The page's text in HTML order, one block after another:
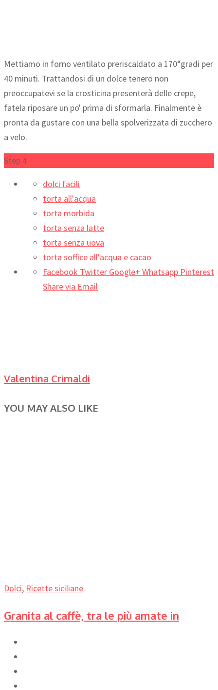
Mettiamo in forno ventilato preriscaldato a 170°gradi per
40 minuti. Trattandosi di un dolce tenero non
preoccupatevi se la crosticina presenterà delle crepe,
fatela riposare un po' prima di sformarla. Finalmente è
pronta da gustare con una bella spolverizzata di zucchero
a velo.
Step 4
dolci facili
torta all'acqua
torta morbida
torta senza latte
torta senza uova
torta soffice all'acqua e cacao
Facebook Twitter Google+ Whatsapp Pinterest
Share via Email
Valentina Crimaldi
YOU MAY ALSO LIKE
Dolci, Ricette siciliane
Granita al caffè, tra le più amate in